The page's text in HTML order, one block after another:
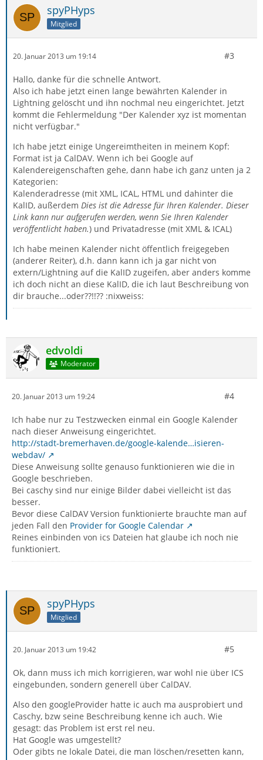
spyPHyps
Mitglied
20. Januar 2013 um 19:14 #3
Hallo, danke für die schnelle Antwort.
Also ich habe jetzt einen lange bewährten Kalender in
Lightning gelöscht und ihn nochmal neu eingerichtet. Jetzt
kommt die Fehlermeldung "Der Kalender xyz ist momentan
nicht verfügbar."
Ich habe jetzt einige Ungereimtheiten in meinem Kopf:
Format ist ja CalDAV. Wenn ich bei Google auf
Kalendereigenschaften gehe, dann habe ich ganz unten ja 2
Kategorien:
Kalenderadresse (mit XML, ICAL, HTML und dahinter die
KalID, außerdem Dies ist die Adresse für Ihren Kalender. Dieser
Link kann nur aufgerufen werden, wenn Sie Ihren Kalender
veröffentlicht haben.) und Privatadresse (mit XML & ICAL)
Ich habe meinen Kalender nicht öffentlich freigegeben
(anderer Reiter), d.h. dann kann ich ja gar nicht von
extern/Lightning auf die KalID zugeifen, aber anders komme
ich doch nicht an diese KalID, die ich laut Beschreibung von
dir brauche...oder??!!?? :nixweiss:
edvoldi
Moderator
20. Januar 2013 um 19:24 #4
Ich habe nur zu Testzwecken einmal ein Google Kalender
nach dieser Anweisung eingerichtet.
http://stadt-bremerhaven.de/google-kalende…isieren-
webdav/
Diese Anweisung sollte genauso funktionieren wie die in
Google beschrieben.
Bei caschy sind nur einige Bilder dabei vielleicht ist das
besser.
Bevor diese CalDAV Version funktionierte brauchte man auf
jeden Fall den Provider for Google Calendar
Reines einbinden von ics Dateien hat glaube ich noch nie
funktioniert.
spyPHyps
Mitglied
20. Januar 2013 um 19:42 #5
Ok, dann muss ich mich korrigieren, war wohl nie über ICS
eingebunden, sondern generell über CalDAV.
Also den googleProvider hatte ic auch ma ausprobiert und
Caschy, bzw seine Beschreibung kenne ich auch. Wie
gesagt: das Problem ist erst rel neu.
Hat Google was umgestellt?
Oder gibts ne lokale Datei, die man löschen/resetten kann,